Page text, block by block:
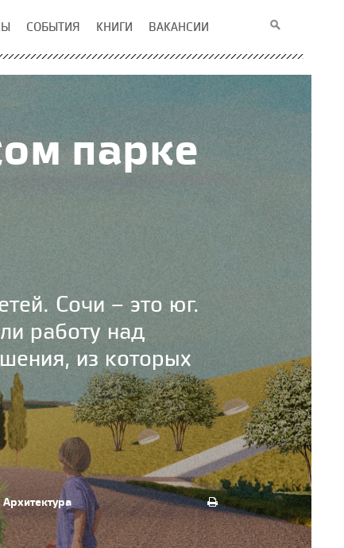
СОБЫТИЯ КНИГИ ВАКАНСИИ
парке
Сочи – это юг.
работу над
из которых
Архитектура